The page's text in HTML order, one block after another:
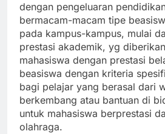
dengan pengeluaran
bermacam-macam tipe
pada kampus-kampus, mulai
prestasi akademik, yg
mahasiswa dengan prestasi
beasiswa dengan kriteria
bagi pelajar yang berasal dari
berkembang atau bantuan di
untuk mahasiswa berprestasi
olahraga.